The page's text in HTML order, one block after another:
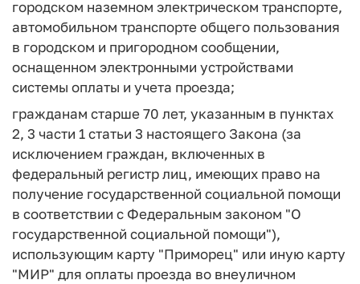
городском наземном электрическом транспорте,
автомобильном транспорте общего пользования
в городском и пригородном сообщении,
оснащенном электронными устройствами
системы оплаты и учета проезда;
гражданам старше 70 лет, указанным в пунктах
2, 3 части 1 статьи 3 настоящего Закона (за
исключением граждан, включенных в
федеральный регистр лиц, имеющих право на
получение государственной социальной помощи
в соответствии с Федеральным законом "О
государственной социальной помощи"),
использующим карту "Приморец" или иную карту
"МИР" для оплаты проезда во внеуличном